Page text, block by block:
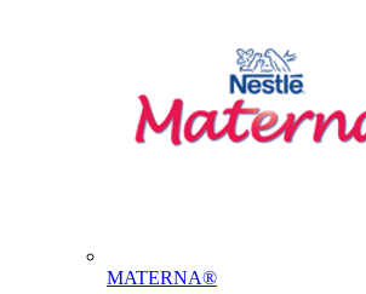
MATERNA®